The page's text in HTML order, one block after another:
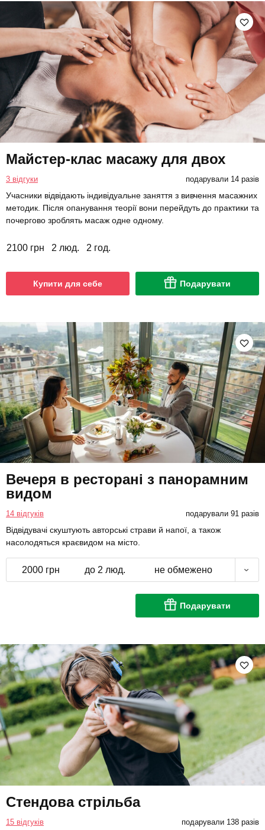
Майстер-клас масажу для двох
3 відгуки подарували 14 разів
Учасники відвідають індивідуальне заняття з вивчення масажних
методик. Після опанування теорії вони перейдуть до практики та
почергово зроблять масаж одне одному.
2100 грн 2 люд. 2 год.
Купити для себе Подарувати
Вечеря в ресторані з панорамним
видом
14 відгуків подарували 91 разів
Відвідувачі скуштують авторські страви й напої, а також
насолодяться краєвидом на місто.
2000 грн до 2 люд. не обмежено
Подарувати
Стендова стрільба
15 відгуків подарували 138 разів